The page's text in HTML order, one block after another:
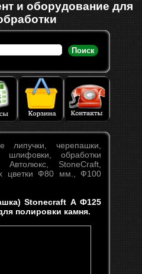
и оборудование для
Поиск
черепашки,
шлифовки, обработки
StoneCraft,
цветки Ф80 мм., Ф100
Stonecraft А Ф125
полировки камня.